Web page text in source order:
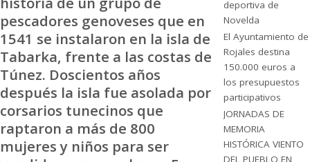
pescadores genoveses que en
1541 se instalaron en la isla de
Tabarka, frente a las costas de
Túnez. Doscientos años
después la isla fue asolada por
corsarios tunecinos que
raptaron a más de 800
mujeres y niños para ser
deportiva de
Novelda
El Ayuntamiento de
Rojales destina
150.000 euros a
los presupuestos
participativos
JORNADAS DE
MEMORIA
HISTÓRICA VIENTO
DEL PUEBLO EN